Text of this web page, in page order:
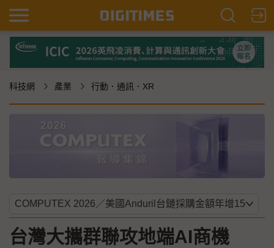
科技網 產業 行動．通訊．XR
台灣大攜群聯攻地端AI商機